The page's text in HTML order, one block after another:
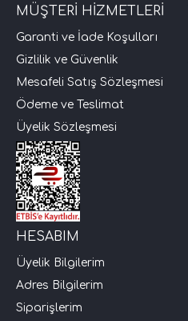
MÜŞTERİ HİZMETLERİ
Garanti ve İade Koşulları
Gizlilik ve Güvenlik
Mesafeli Satış Sözleşmesi
Ödeme ve Teslimat
Üyelik Sözleşmesi
HESABIM
Üyelik Bilgilerim
Adres Bilgilerim
Siparişlerim